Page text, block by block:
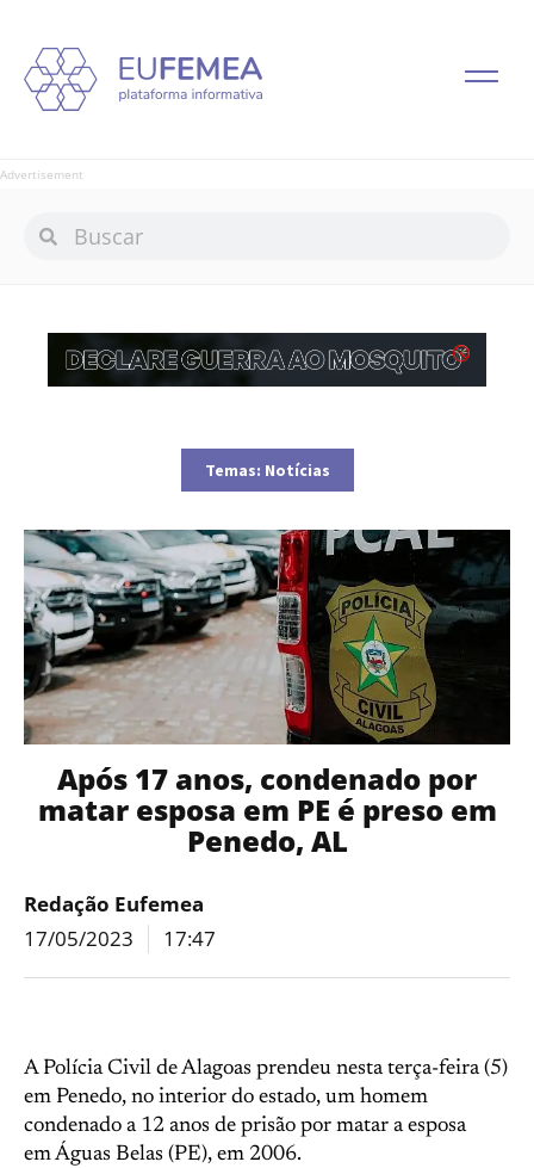
Advertisement
Temas: Notícias
Após 17 anos, condenado por
matar esposa em PE é preso em
Penedo, AL
Redação Eufemea
17/05/2023
17:47
A Polícia Civil de Alagoas prendeu nesta terça-feira (5)
em Penedo, no interior do estado, um homem
condenado a 12 anos de prisão por matar a esposa
em Águas Belas (PE), em 2006.